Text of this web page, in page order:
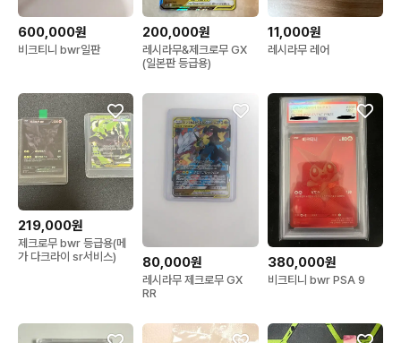
600,000원
비크티니 bwr일판
200,000원
레시라무&제크로무 GX
(일본판 등급용)
11,000원
레시라무 레어
219,000원
제크로무 bwr 등급용(메
가 다크라이 sr서비스)
80,000원
레시라무 제크로무 GX
RR
380,000원
비크티니 bwr PSA 9